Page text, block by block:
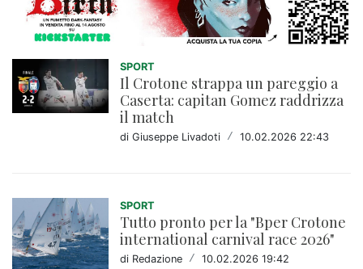
SPORT
Il Crotone strappa un pareggio a
Caserta: capitan Gomez raddrizza
il match
di Giuseppe Livadoti / 10.02.2026 22:43
SPORT
Tutto pronto per la "Bper Crotone
international carnival race 2026"
di Redazione / 10.02.2026 19:42